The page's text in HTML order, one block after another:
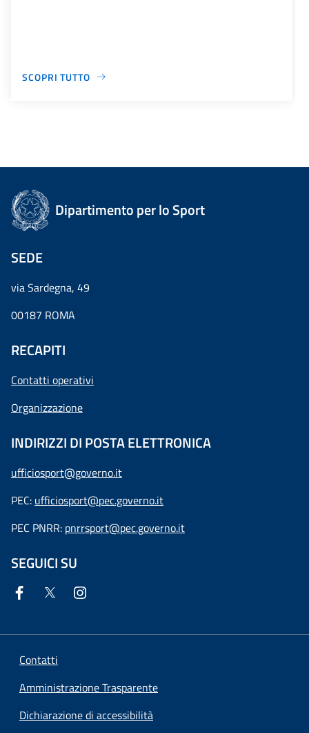
SCOPRI TUTTO
Dipartimento per lo Sport
SEDE
via Sardegna, 49
00187 ROMA
RECAPITI
Contatti operativi
Organizzazione
INDIRIZZI DI POSTA ELETTRONICA
ufficiosport@governo.it
PEC: ufficiosport@pec.governo.it
PEC PNRR: pnrrsport@pec.governo.it
SEGUICI SU
Contatti
Amministrazione Trasparente
Dichiarazione di accessibilità